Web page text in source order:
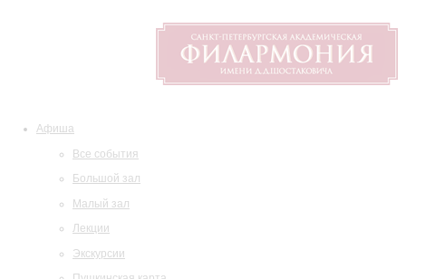
Афиша
Все события
Большой зал
Малый зал
Лекции
Экскурсии